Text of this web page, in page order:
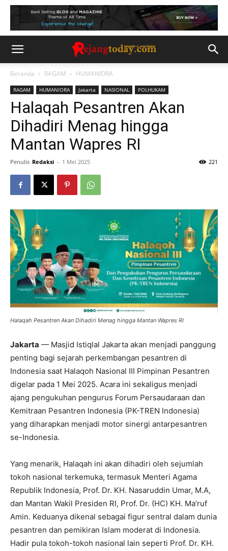
Beranda RAGAM HUMANIORA
RAGAM HUMANIORA Jakarta NASIONAL POLHUKAM
Halaqah Pesantren Akan
Dihadiri Menag hingga
Mantan Wapres RI
Penulis Redaksi - 1 Mei 2025 221
Halaqah Pesantren Akan Dihadiri Menag hingga Mantan Wapres RI
Jakarta — Masjid Istiqlal Jakarta akan menjadi panggung
penting bagi sejarah perkembangan pesantren di
Indonesia saat Halaqoh Nasional III Pimpinan Pesantren
digelar pada 1 Mei 2025. Acara ini sekaligus menjadi
ajang pengukuhan pengurus Forum Persaudaraan dan
Kemitraan Pesantren Indonesia (PK-TREN Indonesia)
yang diharapkan menjadi motor sinergi antarpesantren
se-Indonesia.
Yang menarik, Halaqah ini akan dihadiri oleh sejumlah
tokoh nasional terkemuka, termasuk Menteri Agama
Republik Indonesia, Prof. Dr. KH. Nasaruddin Umar, M.A,
dan Mantan Wakil Presiden RI, Prof. Dr. (HC) KH. Ma’ruf
Amin. Keduanya dikenal sebagai figur sentral dalam dunia
pesantren dan pemikiran Islam moderat di Indonesia.
Hadir pula tokoh-tokoh nasional lain seperti Prof. Dr. KH.